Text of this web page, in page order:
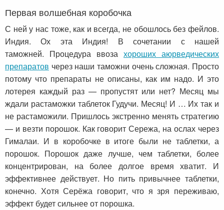
Первая волшебная коробочка
С ней у нас тоже, как и всегда, не обошлось без фейлов.
Индия. Ох эта Индия! В сочетании с нашей
таможней. Процедура ввоза хороших аюрведических
препаратов через наши таможни очень сложная. Просто
потому что препараты не описаны, как им надо. И это
лотерея каждый раз — пропустят или нет? Месяц мы
ждали растаможки таблеток Гудучи. Месяц! И … Их так и
не растаможили. Пришлось экстренно менять стратегию
— и везти порошок. Как говорит Сережа, на ослах через
Гималаи. И в коробочке в итоге были не таблетки, а
порошок. Порошок даже лучше, чем таблетки, более
концентрирован, на более долгое время хватит. И
эффективнее действует. Но пить привычнее таблетки,
конечно. Хотя Серёжа говорит, что я зря переживаю,
эффект будет сильнее от порошка.